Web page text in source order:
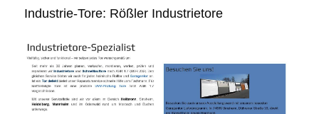
Industrie-Tore: Rößler Industrietore